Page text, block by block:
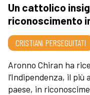
Un cattolico
riconoscimento
CRISTIANI PERSEGUITATI
Aronno Chiran ha
l’Indipendenza, il
paese, in